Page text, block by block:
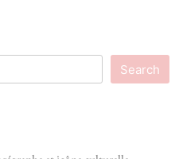
Search